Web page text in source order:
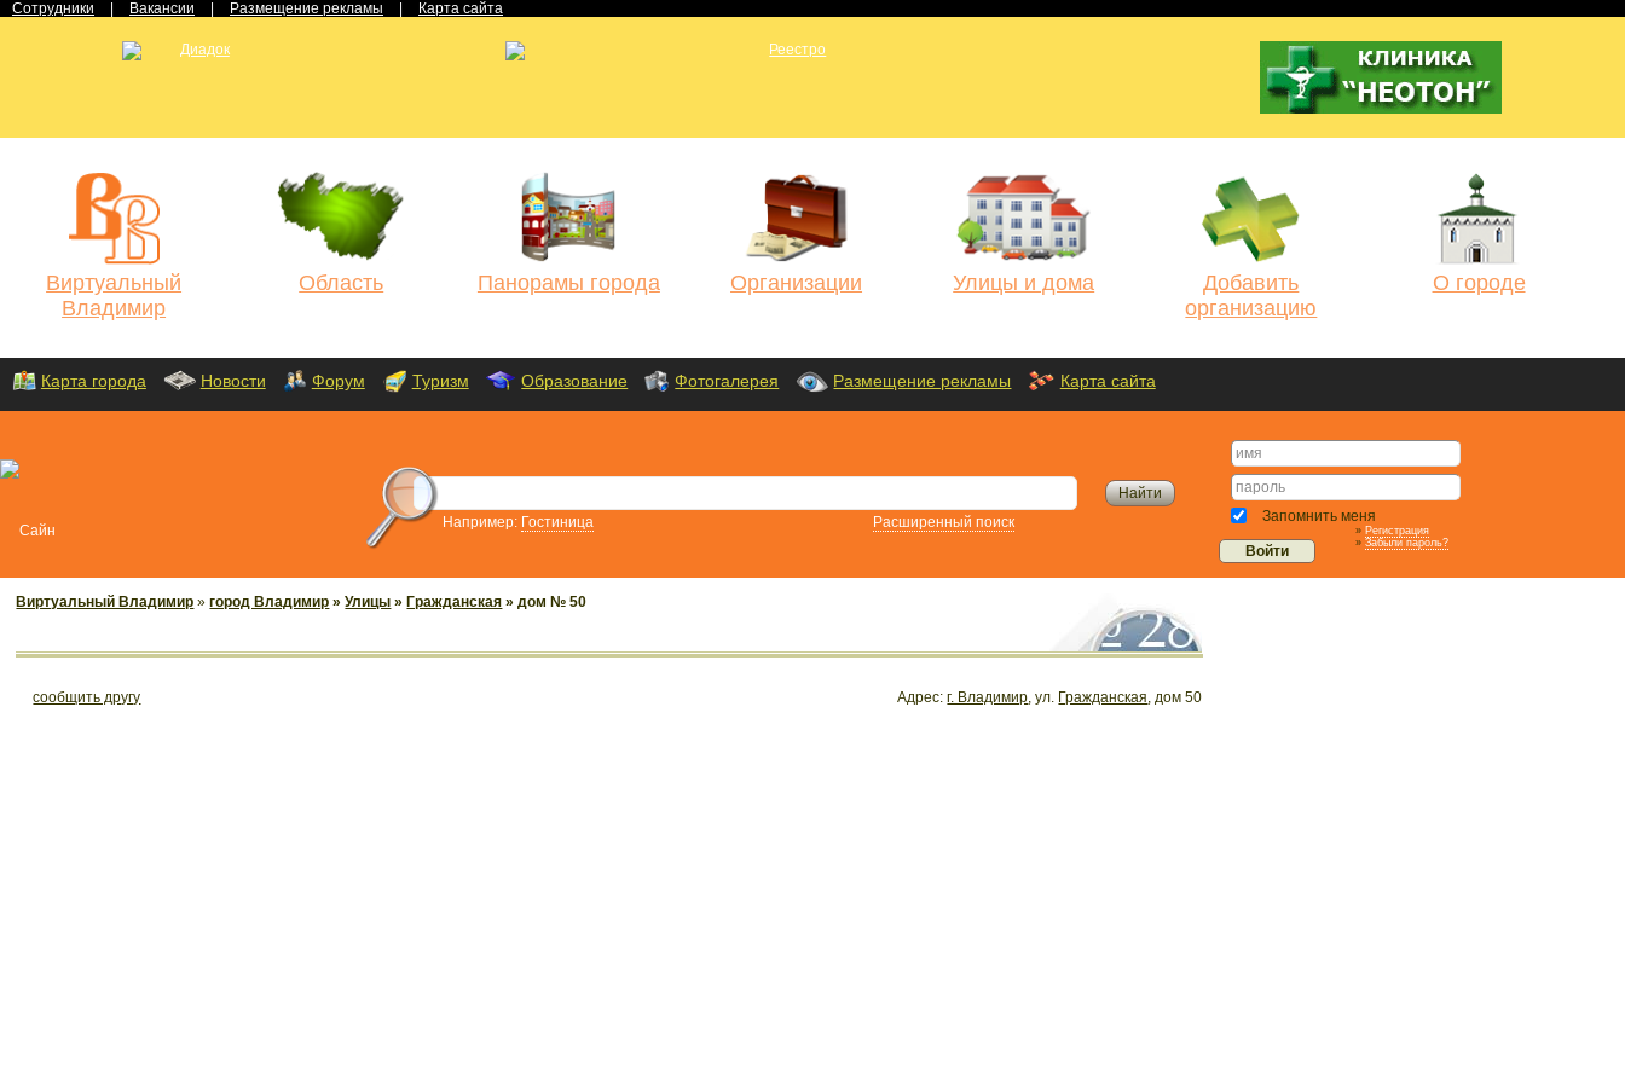
Сотрудники Вакансии Размещение рекламы Карта сайта
Виртуальный
Владимир
Область Панорамы города Организации Улицы и дома
Добавить
организацию
О городе
Карта города Новости Форум Туризм Образование Фотогалерея Размещение рекламы Карта сайта
Например: Гостиница Расширенный поиск Запомнить меня
» Регистрация
» Забыли пароль?
Виртуальный Владимир »город Владимир »Улицы » Гражданская » дом № 50
cообщить другу Адрес:г. Владимир, ул. Гражданская, дом 50